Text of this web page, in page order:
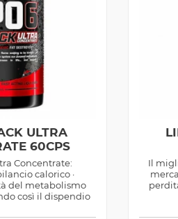
ULTRA
60CPS
Concentrate:
calorico ·
del metabolismo
così il dispendio
Il